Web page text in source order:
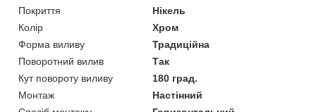
Покриття
Нікель
Колір
Хром
Форма виливу
Традиційна
Поворотний вилив
Так
Кут повороту виливу
180 град.
Монтаж
Настінний